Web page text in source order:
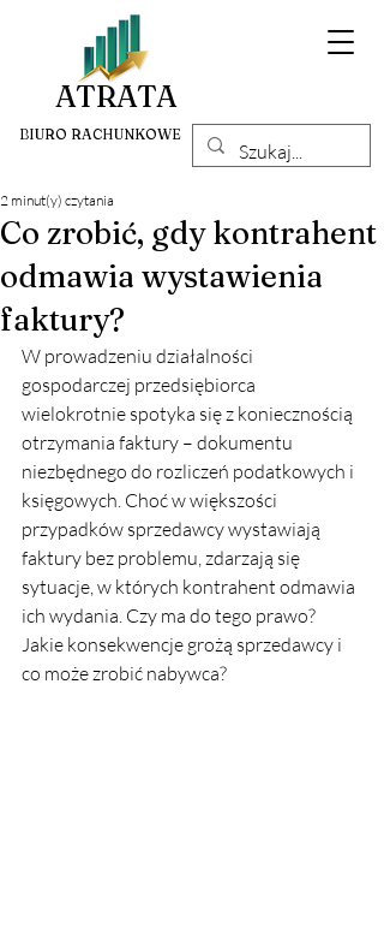
ATRATA
BIURO RACHUNKOWE
Co zrobić, gdy kontrahent
odmawia wystawienia
faktury?
2 minut(y) czytania
W prowadzeniu działalności
gospodarczej przedsiębiorca
wielokrotnie spotyka się z koniecznością
otrzymania faktury – dokumentu
niezbędnego do rozliczeń podatkowych i
księgowych. Choć w większości
przypadków sprzedawcy wystawiają
faktury bez problemu, zdarzają się
sytuacje, w których kontrahent odmawia
ich wydania. Czy ma do tego prawo?
Jakie konsekwencje grożą sprzedawcy i
co może zrobić nabywca?